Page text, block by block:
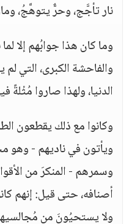
نار تأجَّج، وحرٌّ يتوهَّجُ،
وما كان هذا جوابُهم إلا
والفاحشة الكبرى، التي
الدنيا، ولهذا صاروا مُثْلةً
وكانوا مع ذلك يقطعون
ويأتون في ناديهم -
وسمرهم - المنكرَ من
أصنافه، حتى قيل: إنهم
ولا يستحيُونَ من